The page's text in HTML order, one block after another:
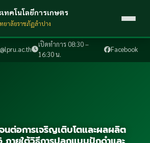
เปิดทำการ 08:30 –
16:30 น.
Facebook
ทคโนโลยีการเกษตร
ยาลัยราชภัฏลำปาง
นต่อการเจริญเติบโตและผลผลิต